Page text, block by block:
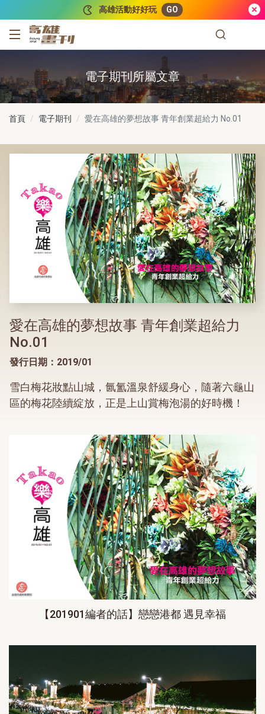
高雄活動好好玩 GO
高雄畫刊
電子期刊所屬文章
首頁 電子期刊 愛在高雄的夢想故事 青年創業超給力 No.01
愛在高雄的夢想故事 青年創業超給力
No.01
發行日期：2019/01
雪白梅花妝點山城，氤氳溫泉舒緩身心，隨著六龜山
區的梅花陸續綻放，正是上山賞梅泡湯的好時機！
【201901編者的話】戀戀港都 遇見幸福